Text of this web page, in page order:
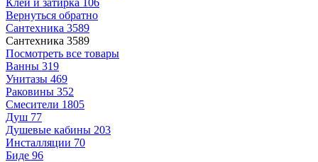
Клей и затирка 106
Вернуться обратно
Сантехника 3589
Сантехника 3589
Посмотреть все товары
Ванны 319
Унитазы 469
Раковины 352
Смесители 1805
Душ 77
Душевые кабины 203
Инсталляции 70
Биде 96